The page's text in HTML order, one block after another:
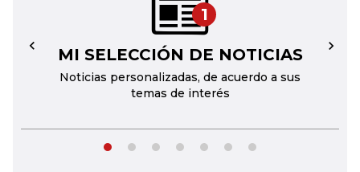
1
MI SELECCIÓN DE NOTICIAS
Noticias personalizadas, de acuerdo a sus
temas de interés
← →